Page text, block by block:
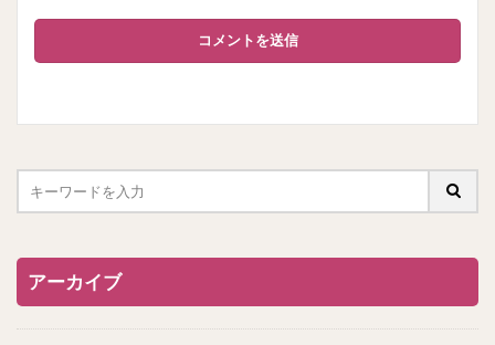
アーカイブ